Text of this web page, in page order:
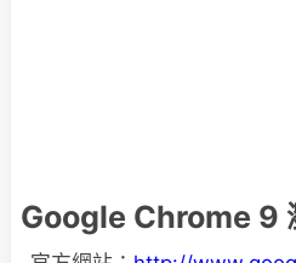
Google Chrome 9